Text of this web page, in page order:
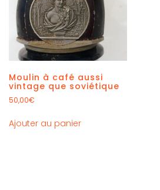
Moulin à café aussi
vintage que soviétique
50,00€
Ajouter au panier